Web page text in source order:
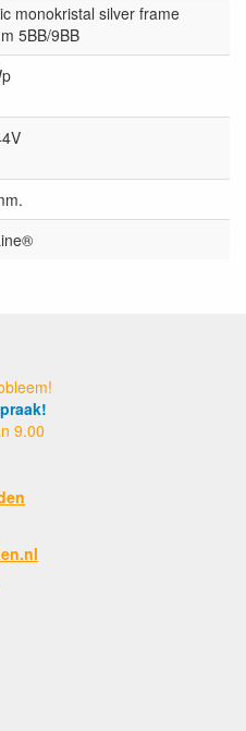
monokristal silver frame
5BB/9BB
9.00